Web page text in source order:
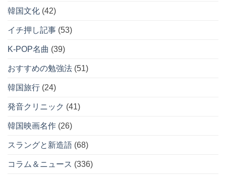
韓国文化 (42)
イチ押し記事 (53)
K-POP名曲 (39)
おすすめの勉強法 (51)
韓国旅行 (24)
発音クリニック (41)
韓国映画名作 (26)
スラングと新造語 (68)
コラム＆ニュース (336)